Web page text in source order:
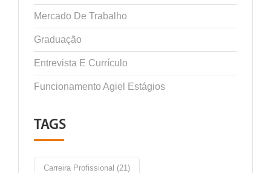
Mercado De Trabalho
Graduação
Entrevista E Currículo
Funcionamento Agiel Estágios
TAGS
Carreira Profissional (21)